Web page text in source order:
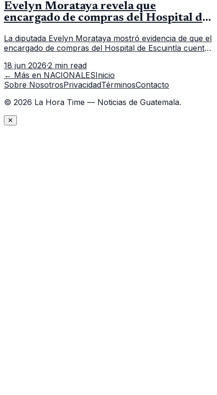
Evelyn Morataya revela que
encargado de compras del Hospital de
La diputada Evelyn Morataya mostró evidencia de que el
encargado de compras del Hospital de Escuintla cuenta
capacitación en la capital.
18 jun 2026·2 min read
← Más en NACIONALESInicio
Sobre NosotrosPrivacidadTérminosContacto
© 2026 La Hora Time — Noticias de Guatemala.